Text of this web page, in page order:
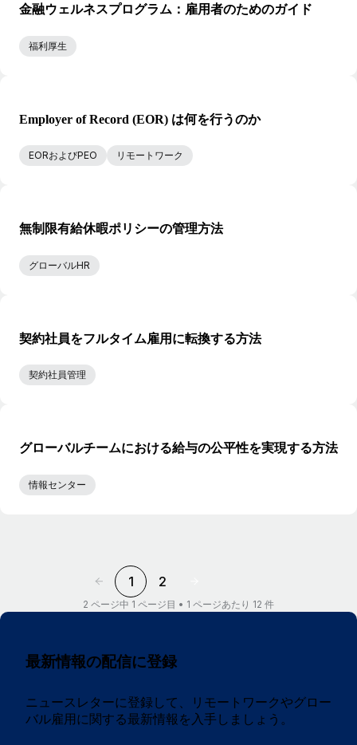
金融ウェルネスプログラム：雇用者のためのガイド
福利厚生
Employer of Record (EOR) は何を行うのか
EORおよびPEO リモートワーク
無制限有給休暇ポリシーの管理方法
グローバルHR
契約社員をフルタイム雇用に転換する方法
契約社員管理
グローバルチームにおける給与の公平性を実現する方法
情報センター
1 2
2 ページ中 1 ページ目 • 1 ページあたり 12 件
最新情報の配信に登録
ニュースレターに登録して、リモートワークやグロー
バル雇用に関する最新情報を入手しましょう。